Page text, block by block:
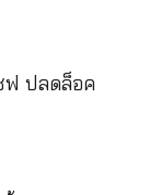
ฟ ปลดล็อค